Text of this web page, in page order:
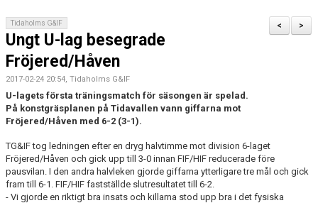
FÖRENINGEN
SOUVENIRER
GAMLA GIFFS TORSDAGSTRÄFFAR
CUPER ARBETSBESKRIVNING
PLANSCHEMA
>
<
Tidaholms G&IF
Ungt U-lag besegrade
Fröjered/Håven
2017-02-24 20:54, Tidaholms G&IF
U-lagets första träningsmatch för säsongen är spelad.
På konstgräsplanen på Tidavallen vann giffarna mot
Fröjered/Håven med 6-2 (3-1).
TG&IF tog ledningen efter en dryg halvtimme mot division 6-laget
Fröjered/Håven och gick upp till 3-0 innan FIF/HIF reducerade före
pausvilan. I den andra halvleken gjorde giffarna ytterligare tre mål och gick
fram till 6-1. FIF/HIF fastställde slutresultatet till 6-2.
- Vi gjorde en riktigt bra insats och killarna stod upp bra i det fysiska